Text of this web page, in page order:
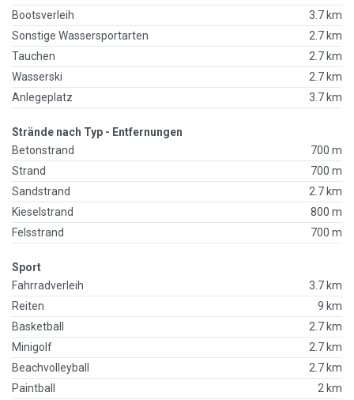
Bootsverleih
3.7 km
Sonstige Wassersportarten
2.7 km
Tauchen
2.7 km
Wasserski
2.7 km
Anlegeplatz
3.7 km
Strände nach Typ - Entfernungen
Betonstrand
700 m
Strand
700 m
Sandstrand
2.7 km
Kieselstrand
800 m
Felsstrand
700 m
Sport
Fahrradverleih
3.7 km
Reiten
9 km
Basketball
2.7 km
Minigolf
2.7 km
Beachvolleyball
2.7 km
Paintball
2 km